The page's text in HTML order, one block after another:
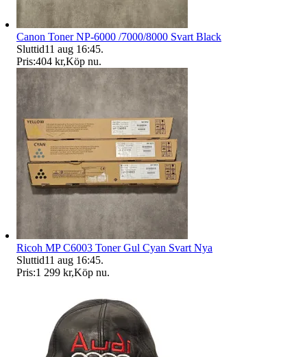
Canon Toner NP-6000 /7000/8000 Svart Black
Sluttid11 aug 16:45.
Pris:404 kr,Köp nu.
Ricoh MP C6003 Toner Gul Cyan Svart Nya
Sluttid11 aug 16:45.
Pris:1 299 kr,Köp nu.